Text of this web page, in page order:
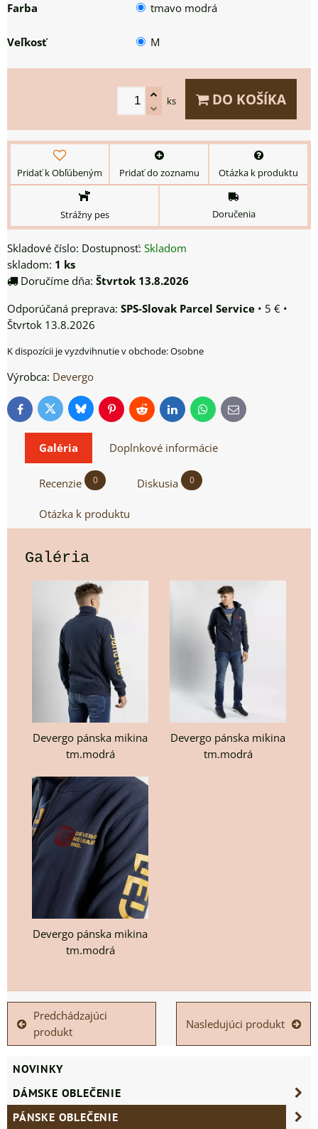
Farba tmavo modrá
Veľkosť M
ks DO KOŠÍKA
Pridať k Obľúbeným Pridať do zoznamu Otázka k produktu
Strážny pes Doručenia
Skladové číslo: Dostupnosť: Skladom
skladom: 1 ks
Doručíme dňa: Štvrtok 13.8.2026
SPS-Slovak Parcel Service • 5 € •
Štvrtok 13.8.2026
Osobne
Výrobca: Devergo
FacebookTwitterBlueskyPinterestReddit LinkedInWhatsApp
E-
mail
Galéria Doplnkové informácie
Recenzie 0 Diskusia 0
Otázka k produktu
Galéria
Devergo pánska mikina
tm.modrá
Devergo pánska mikina
tm.modrá
Devergo pánska mikina
tm.modrá
Predchádzajúci
produkt
Nasledujúci produkt
NOVINKY
DÁMSKE OBLEČENIE
PÁNSKE OBLEČENIE